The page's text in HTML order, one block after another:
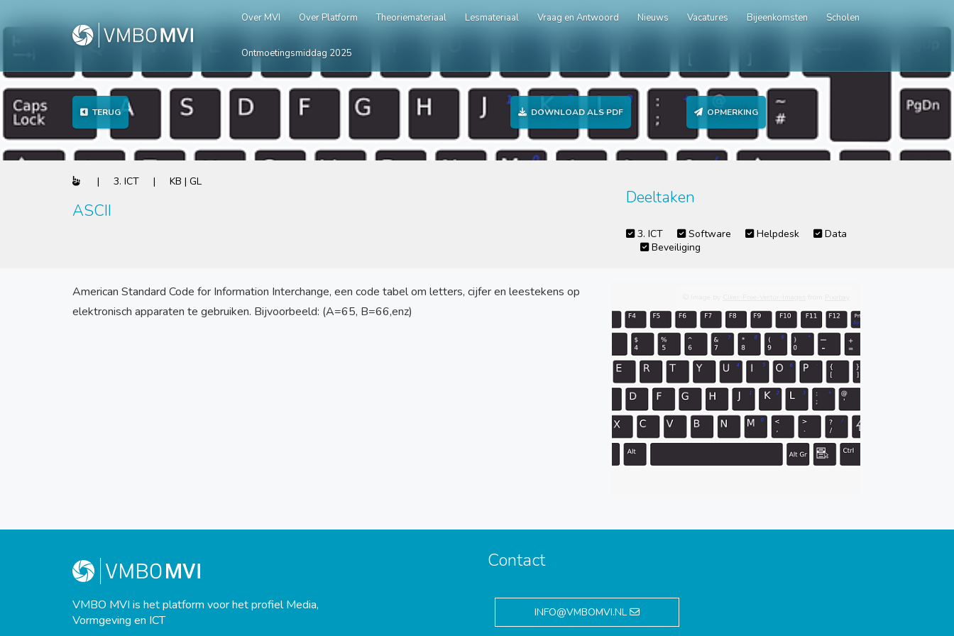
Over MVI Over Platform Theoriemateriaal Lesmateriaal Vraag en Antwoord Nieuws Vacatures Bijeenkomsten Scholen
Ontmoetingsmiddag 2025
TERUG DOWNLOAD ALS PDF OPMERKING
| 3. ICT | KB | GL
ASCII
Deeltaken
3. ICT Software Helpdesk
Data
Beveiliging
American Standard Code for Information Interchange, een code tabel om letters, cijfer en leestekens op
elektronisch apparaten te gebruiken. Bijvoorbeeld: (A=65, B=66,enz)
VMBO MVI is het platform voor het profiel Media,
Vormgeving en ICT
Contact
INFO@VMBOMVI.NL